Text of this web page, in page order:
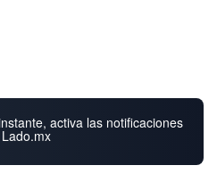
activa las notificaciones